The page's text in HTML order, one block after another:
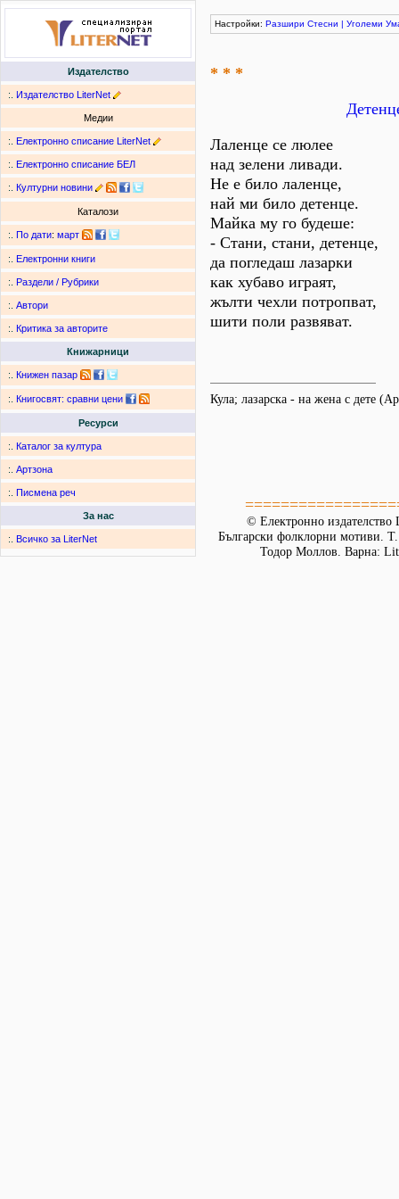
Издателство
:. Издателство LiterNet
Медии
:. Електронно списание LiterNet
:. Електронно списание БЕЛ
:. Културни новини
Каталози
:. По дати: март
:. Електронни книги
:. Раздели / Рубрики
:. Автори
:. Критика за авторите
Книжарници
:. Книжен пазар
:. Книгосвят: сравни цени
Ресурси
:. Каталог за култура
:. Артзона
:. Писмена реч
За нас
:. Всичко за LiterNet
Настройки: Разшири Стесни | Уголеми
* * *
Лаленце се люлее
над зелени ливади.
Не е било лаленце,
най ми било детенце.
Майка му го будеше:
- Стани, стани, детенце,
да погледаш лазарки
как хубаво играят,
жълти чехли потропват,
шити поли развяват.
Кула; лазарска - на жена с дете
© Електронно издателство
Български фолклорни мотиви.
Тодор Моллов. Варна: